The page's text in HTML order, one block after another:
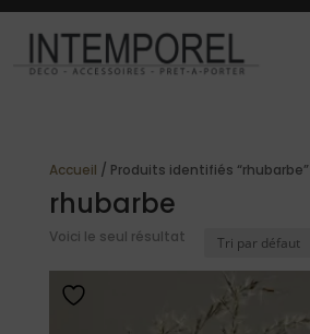
Accueil / Produits identifiés “rhubarbe”
rhubarbe
Voici le seul résultat